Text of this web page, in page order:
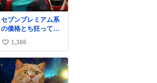
セブンプレミアム系
の価格とち狂ってて
今これ
い
い
ね
数
1,386